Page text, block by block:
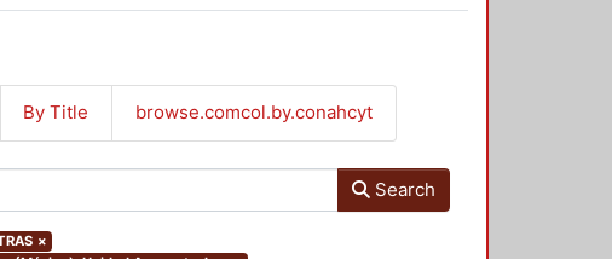
By Title browse.comcol.by.conahcyt
Search
×